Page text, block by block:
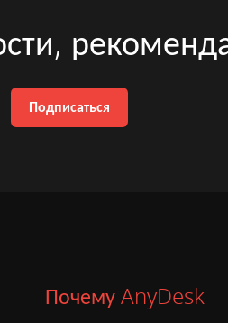
Подписаться
Почему AnyDesk